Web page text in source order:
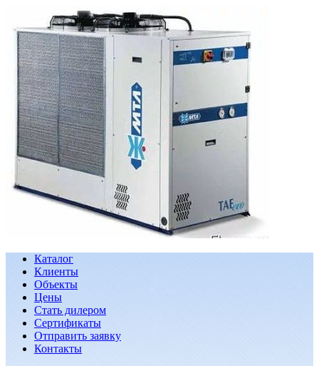
Каталог
Клиенты
Объекты
Цены
Стать дилером
Сертификаты
Отправить заявку
Контакты